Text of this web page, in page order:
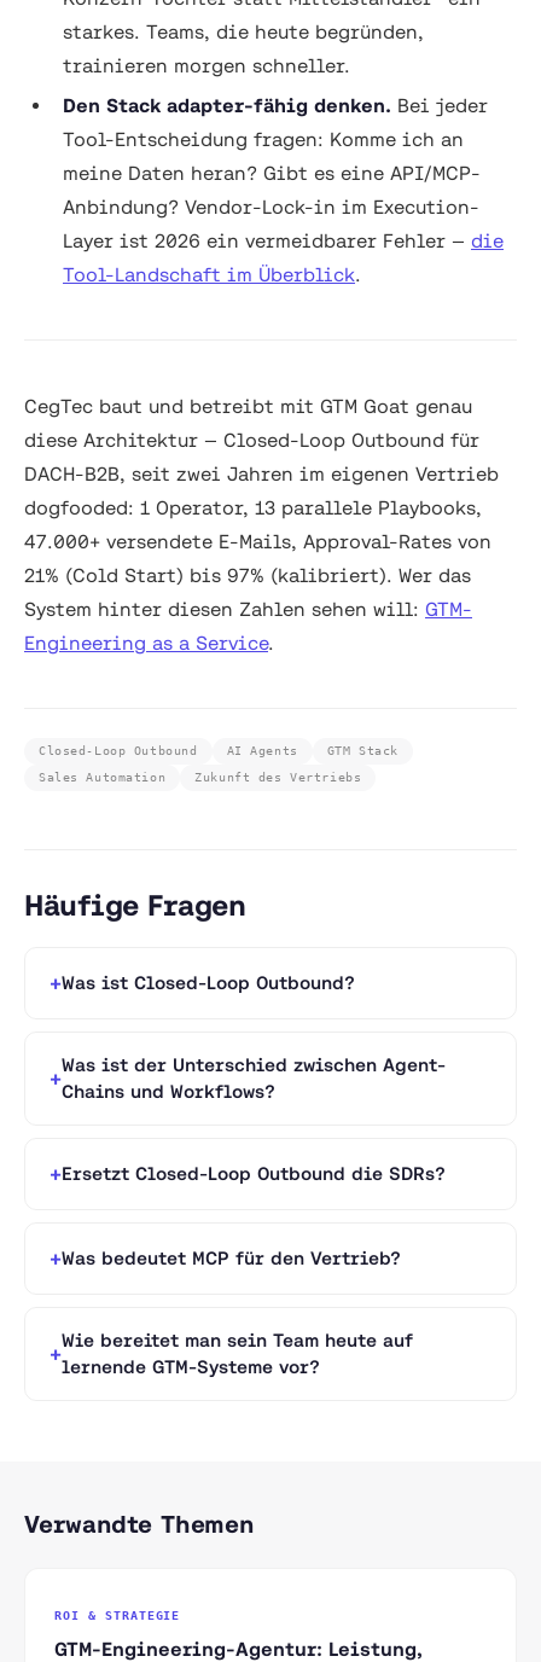
starkes. Teams, die heute begründen,
trainieren morgen schneller.
Den Stack adapter-fähig denken. Bei jeder
Tool-Entscheidung fragen: Komme ich an
meine Daten heran? Gibt es eine API/MCP-
Anbindung? Vendor-Lock-in im Execution-
Layer ist 2026 ein vermeidbarer Fehler — die
Tool-Landschaft im Überblick.
CegTec baut und betreibt mit GTM Goat genau
diese Architektur — Closed-Loop Outbound für
DACH-B2B, seit zwei Jahren im eigenen Vertrieb
dogfooded: 1 Operator, 13 parallele Playbooks,
47.000+ versendete E-Mails, Approval-Rates von
21% (Cold Start) bis 97% (kalibriert). Wer das
System hinter diesen Zahlen sehen will: GTM-
Engineering as a Service.
Closed-Loop Outbound AI Agents
GTM Stack
Sales Automation
Zukunft des Vertriebs
Häufige Fragen
Was ist Closed-Loop Outbound?
Was ist der Unterschied zwischen Agent-
Chains und Workflows?
Ersetzt Closed-Loop Outbound die SDRs?
Was bedeutet MCP für den Vertrieb?
Wie bereitet man sein Team heute auf
lernende GTM-Systeme vor?
Verwandte Themen
ROI & STRATEGIE
GTM-Engineering-Agentur: Leistung,